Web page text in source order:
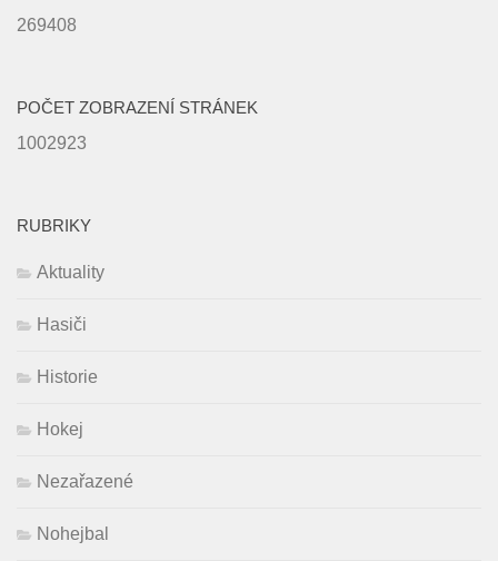
269408
POČET ZOBRAZENÍ STRÁNEK
1002923
RUBRIKY
Aktuality
Hasiči
Historie
Hokej
Nezařazené
Nohejbal